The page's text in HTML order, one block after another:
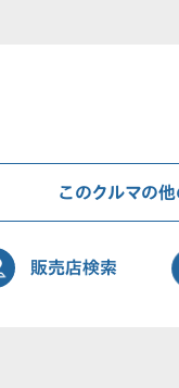
このクルマの
販売店検索